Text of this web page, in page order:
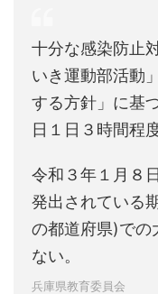
十分な感染防止
いき運動部活動
する方針」に基
日１日３時間程
令和３年１月８
発出されている
の都道府県)での
ない。
兵庫県教育委員会